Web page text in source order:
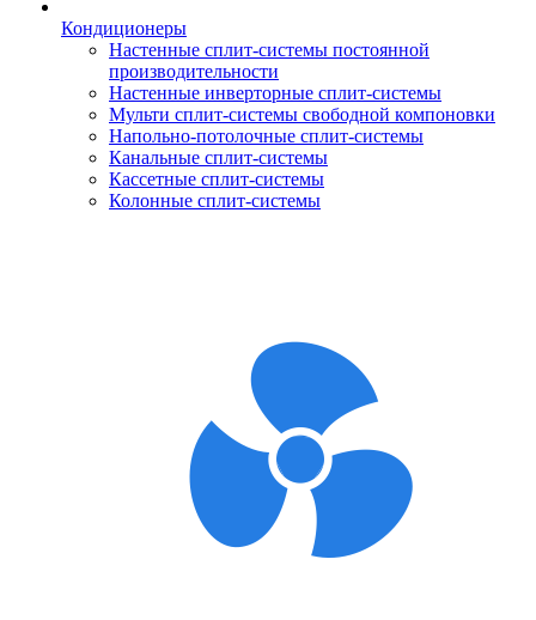
Кондиционеры
Настенные сплит-системы постоянной
производительности
Настенные инверторные сплит-системы
Мульти сплит-системы свободной компоновки
Напольно-потолочные сплит-системы
Канальные сплит-системы
Кассетные сплит-системы
Колонные сплит-системы